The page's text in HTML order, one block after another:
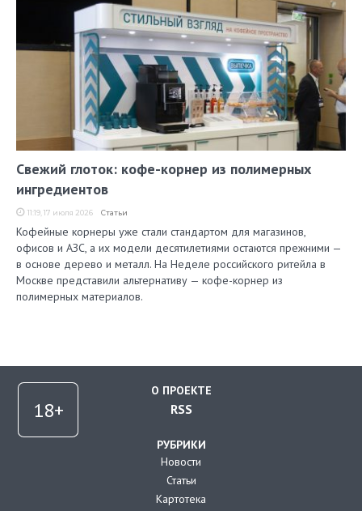
Свежий глоток: кофе-корнер из полимерных
ингредиентов
11:19, 17 июля 2026 Статьи
Кофейные корнеры уже стали стандартом для магазинов,
офисов и АЗС, а их модели десятилетиями остаются прежними —
в основе дерево и металл. На Неделе российского ритейла в
Москве представили альтернативу — кофе-корнер из
полимерных материалов.
О ПРОЕКТЕ
RSS
РУБРИКИ
Новости
Статьи
Картотека